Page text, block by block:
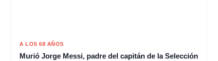
A LOS 68 AÑOS
Murió Jorge Messi, padre del capitán de la Selección